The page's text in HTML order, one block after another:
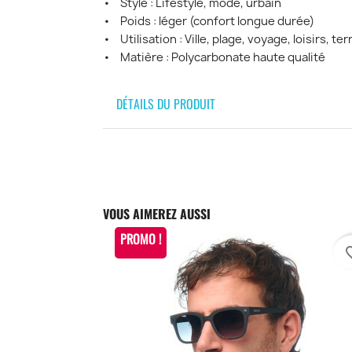
• Style : Lifestyle, mode, urbain
• Poids : léger (confort longue durée)
• Utilisation : Ville, plage, voyage, loisirs,
• Matière : Polycarbonate haute qualité
DÉTAILS DU PRODUIT
VOUS AIMEREZ AUSSI
PROMO !